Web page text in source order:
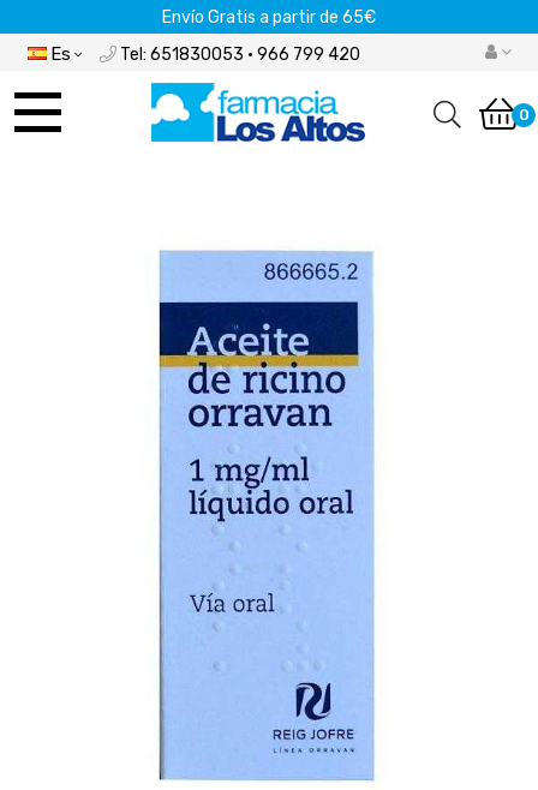
Envío Gratis a partir de 65€
Es Tel: 651830053 · 966 799 420
Navegación 0